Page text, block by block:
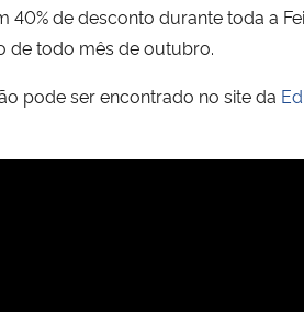
de desconto durante toda a
de todo mês de outubro.
pode ser encontrado no site da